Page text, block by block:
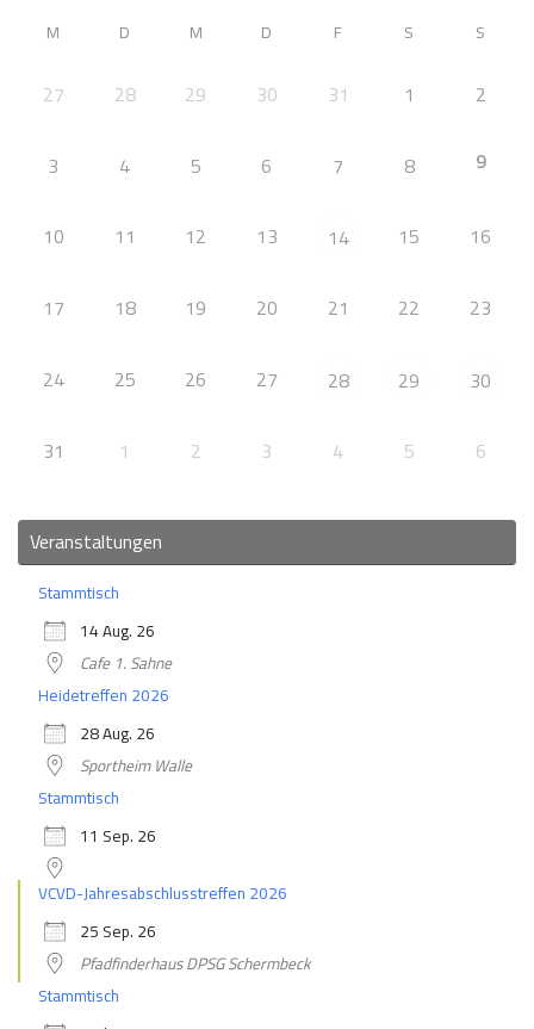
M D M D F S S
27 28 29 30 31 1 2
3 4 5 6 7 8 9
10 11 12 13 14 15 16
17 18 19 20 21 22 23
24 25 26 27 28 29 30
31 1 2 3 4 5 6
Veranstaltungen
Stammtisch
14 Aug. 26
Cafe 1. Sahne
Heidetreffen 2026
28 Aug. 26
Sportheim Walle
Stammtisch
11 Sep. 26
VCVD-Jahresabschlusstreffen 2026
25 Sep. 26
Pfadfinderhaus DPSG Schermbeck
Stammtisch